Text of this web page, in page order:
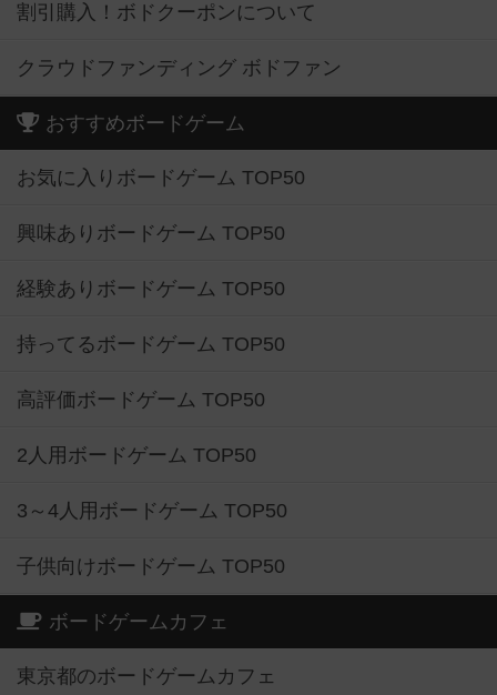
割引購入！ボドクーポンについて
クラウドファンディング ボドファン
おすすめボードゲーム
お気に入りボードゲーム TOP50
興味ありボードゲーム TOP50
経験ありボードゲーム TOP50
持ってるボードゲーム TOP50
高評価ボードゲーム TOP50
2人用ボードゲーム TOP50
3～4人用ボードゲーム TOP50
子供向けボードゲーム TOP50
ボードゲームカフェ
東京都のボードゲームカフェ